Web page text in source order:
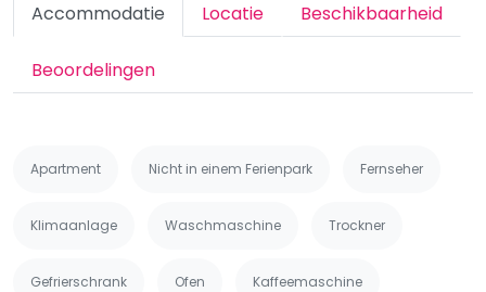
Accommodatie Locatie Beschikbaarheid
Beoordelingen
Apartment Nicht in einem Ferienpark Fernseher
Klimaanlage Waschmaschine Trockner
Gefrierschrank Ofen Kaffeemaschine